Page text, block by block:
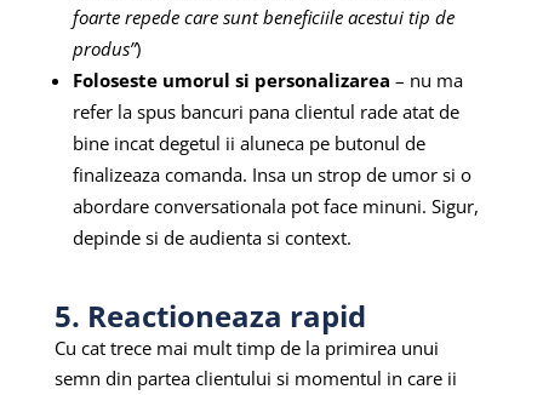
foarte repede care sunt beneficiile acestui tip de
produs”)
Foloseste umorul si personalizarea – nu ma
refer la spus bancuri pana clientul rade atat de
bine incat degetul ii aluneca pe butonul de
finalizeaza comanda. Insa un strop de umor si o
abordare conversationala pot face minuni. Sigur,
depinde si de audienta si context.
5. Reactioneaza rapid
Cu cat trece mai mult timp de la primirea unui
semn din partea clientului si momentul in care ii